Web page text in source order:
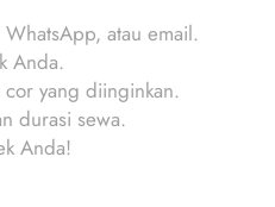
atau email.
Anda.
cor yang diinginkan.
durasi sewa.
Anda!